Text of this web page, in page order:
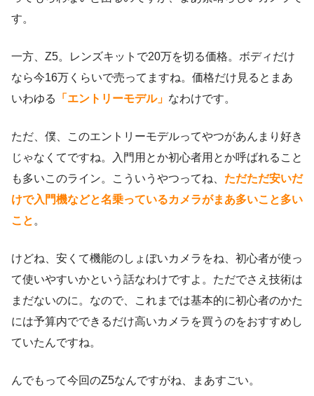
す。
一方、Z5。レンズキットで20万を切る価格。ボディだけ
なら今16万くらいで売ってますね。価格だけ見るとまあ
いわゆる
「エントリーモデル」 なわけです。
ただ、僕、このエントリーモデルってやつがあんまり好き
じゃなくてですね。入門用とか初心者用とか呼ばれること
も多いこのライン。こういうやつってね、 ただただ安いだ
けで入門機などと名乗っているカメラがまあ多いこと多い
こと。
けどね、安くて機能のしょぼいカメラをね、初心者が使っ
て使いやすいかという話なわけですよ。ただでさえ技術は
まだないのに。なので、これまでは基本的に初心者のかた
には予算内でできるだけ高いカメラを買うのをおすすめし
ていたんですね。
んでもって今回のZ5なんですがね、まあすごい。